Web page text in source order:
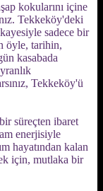
kokularını içine
Tekkeköy'deki
sadece bir
öyle, tarihin,
kasabada
Tekkeköy'ü
süreçten ibaret
enerjisiyle
hayatından kalan
için, mutlaka bir